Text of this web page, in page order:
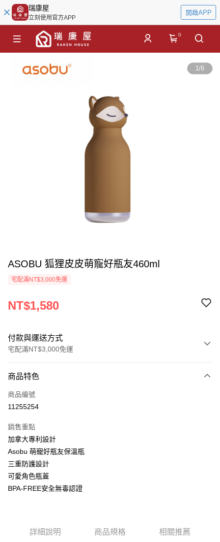
瑞康屋
立刻使用官方APP
開啟APP
0
1/6
ASOBU 狐狸皮皮萌寵好瓶友460ml
宅配滿NT$3,000免運
NT$1,580
付款與運送方式
宅配滿NT$3,000免運
信用卡一次付款
信用卡分期付款
合作金庫商業銀行
華南商業銀行
上海商業儲蓄銀行
國泰世華商業銀行
臺灣中小企業銀行
匯豐（台灣）商業銀行
聯邦商業銀行
台灣樂天信用卡公司
LINE Pay
Apple Pay
悠遊付
AFTEE先享後付
便利好安心！
商品特色
商品編號
11255254
銷售重點
加拿大專利設計
Asobu 萌寵好瓶友保溫瓶
三重防護設計
可愛角色瓶蓋
BPA-FREE安全無毒認證
詳細說明 商品規格 相關推薦